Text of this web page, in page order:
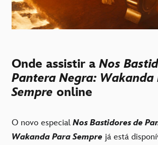
Onde assistir a Nos
Pantera Negra: Wakanda
Sempre online
O novo especial Nos Bastidores de
Wakanda Para Sempre já está